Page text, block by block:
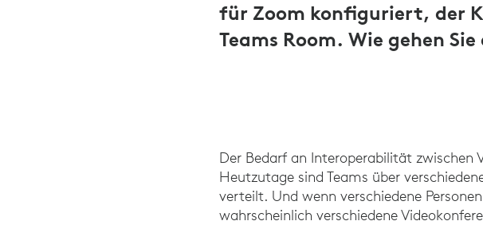
für Zoom konfiguriert, der
Teams Room. Wie gehen
Der Bedarf an Interoperabilität
Heutzutage sind Teams über
verteilt. Und wenn verschiedene
wahrscheinlich verschiedene